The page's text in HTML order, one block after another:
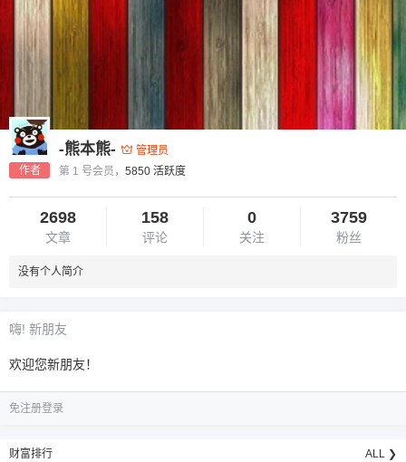
作者
-熊本熊-
管理员
第 1 号会员， 5850 活跃度
2698
文章
158
评论
0
关注
3759
粉丝
没有个人简介
嗨! 新朋友
欢迎您新朋友！
免注册登录
财富排行 ALL ❯